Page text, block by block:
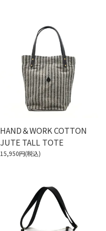
HAND＆WORK COTTON
JUTE TALL TOTE
15,950円(税込)